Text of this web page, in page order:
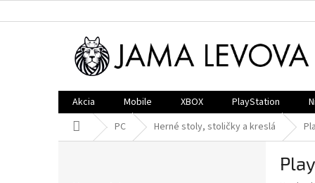
na
Akcia Mobile XBOX PlayStation
DomovPC Herné stoly, stoličky a kreslá